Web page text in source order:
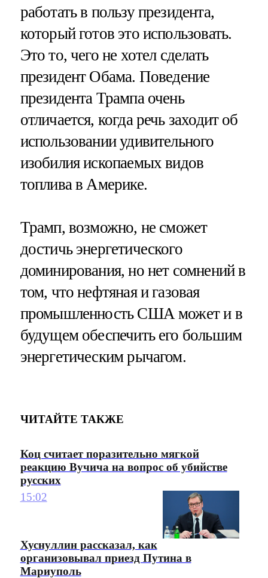
работать в пользу президента,
который готов это использовать.
Это то, чего не хотел сделать
президент Обама. Поведение
президента Трампа очень
отличается, когда речь заходит об
использовании удивительного
изобилия ископаемых видов
топлива в Америке.
Трамп, возможно, не сможет
достичь энергетического
доминирования, но нет сомнений в
том, что нефтяная и газовая
промышленность США может и в
будущем обеспечить его большим
энергетическим рычагом.
ЧИТАЙТЕ ТАКЖЕ
Коц считает поразительно мягкой
реакцию Вучича на вопрос об убийстве
русских
15:02
Хуснуллин рассказал, как
организовывал приезд Путина в
Мариуполь